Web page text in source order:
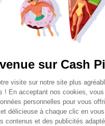
la synthèse…
vous connecter pour
sur Cash
de Gestion
visite sur notre site plus
! En acceptant nos cookies,
personnelles pour vous
délicieuse à chaque clic en
contenus et des publicités
Axeptio consent